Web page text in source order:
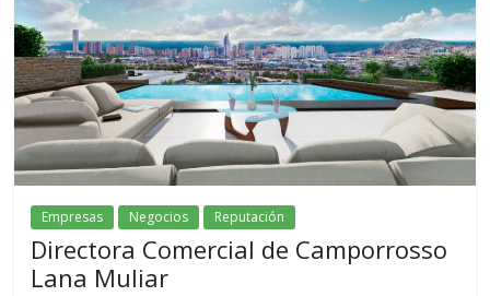
Empresas Negocios Reputación
Directora Comercial de Camporrosso
Lana Muliar